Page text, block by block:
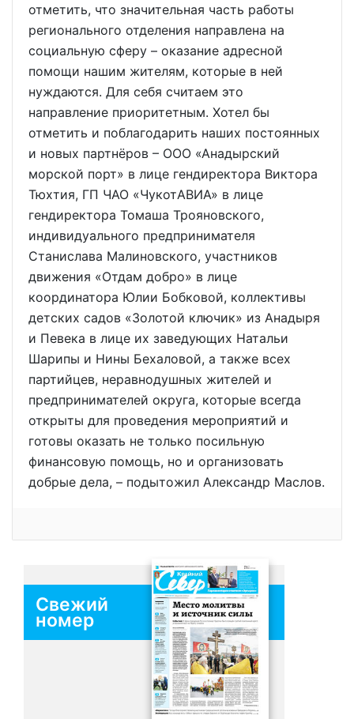
отметить, что значительная часть работы
регионального отделения направлена на
социальную сферу – оказание адресной
помощи нашим жителям, которые в ней
нуждаются. Для себя считаем это
направление приоритетным. Хотел бы
отметить и поблагодарить наших постоянных
и новых партнёров – ООО «Анадырский
морской порт» в лице гендиректора Виктора
Тюхтия, ГП ЧАО «ЧукотАВИА» в лице
гендиректора Томаша Трояновского,
индивидуального предпринимателя
Станислава Малиновского, участников
движения «Отдам добро» в лице
координатора Юлии Бобковой, коллективы
детских садов «Золотой ключик» из Анадыря
и Певека в лице их заведующих Натальи
Шарипы и Нины Бехаловой, а также всех
партийцев, неравнодушных жителей и
предпринимателей округа, которые всегда
открыты для проведения мероприятий и
готовы оказать не только посильную
финансовую помощь, но и организовать
добрые дела, – подытожил Александр Маслов.
Свежий
номер